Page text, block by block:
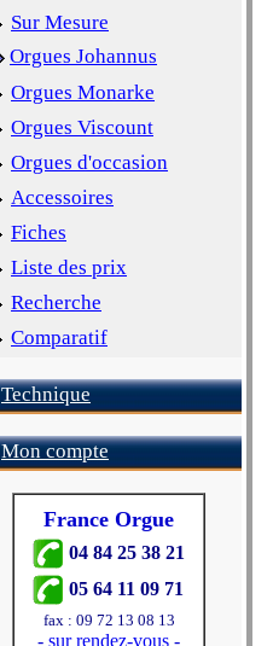
Sur Mesure
Orgues Johannus
Orgues Monarke
Orgues Viscount
Orgues d'occasion
Accessoires
Fiches
Liste des prix
Recherche
Comparatif
Technique
Mon compte
France Orgue
04 84 25 38 21
05 64 11 09 71
fax : 09 72 13 08 13
- sur rendez-vous -